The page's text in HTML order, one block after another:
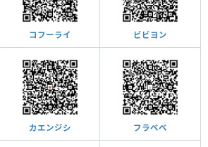
コフーライ ビビヨン
カエンジシ フラベベ